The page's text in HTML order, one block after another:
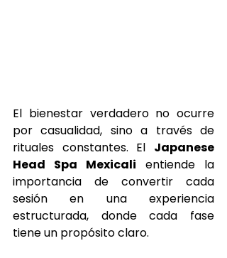
El bienestar verdadero no ocurre
por casualidad, sino a través de
rituales constantes. El Japanese
Head Spa Mexicali entiende la
importancia de convertir cada
sesión en una experiencia
estructurada, donde cada fase
tiene un propósito claro.